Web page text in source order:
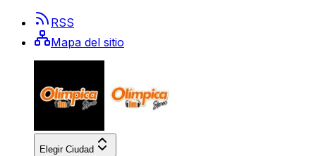
RSS
Mapa del sitio
Elegir Ciudad